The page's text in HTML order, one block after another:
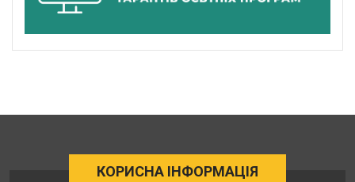
КОРИСНА ІНФОРМАЦІЯ